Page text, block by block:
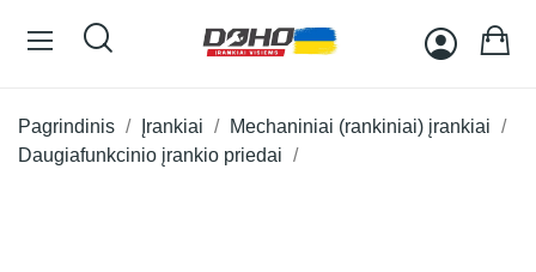
Pagrindinis Įrankiai
Mechaniniai (rankiniai) įrankiai
Daugiafunkcinio įrankio priedai